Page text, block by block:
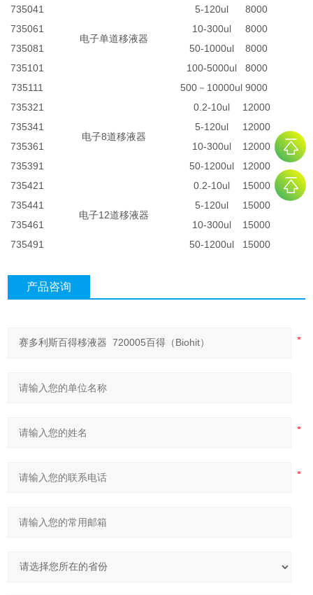
电子单道移液器
735041
5-120ul
8000
735061
10-300ul
8000
735081
50-1000ul
8000
735101
100-5000ul
8000
735111
500－10000ul 9000
735321
电子8道移液器
0.2-10ul
12000
735341
5-120ul
12000
735361
10-300ul
12000
735391
50-1200ul
12000
735421
电子12道移液器
0.2-10ul
15000
735441
5-120ul
15000
735461
10-300ul
15000
735491
50-1200ul 15000
产品咨询